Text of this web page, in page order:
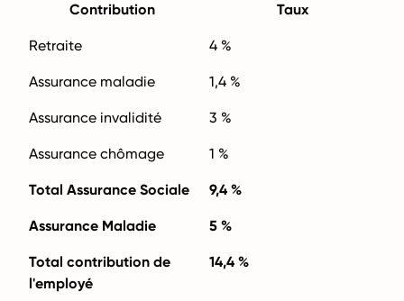
Contribution Taux
Retraite 4 %
Assurance maladie 1,4 %
Assurance invalidité 3 %
Assurance chômage 1 %
Total Assurance Sociale 9,4 %
Assurance Maladie 5 %
Total contribution de
l'employé
14,4 %